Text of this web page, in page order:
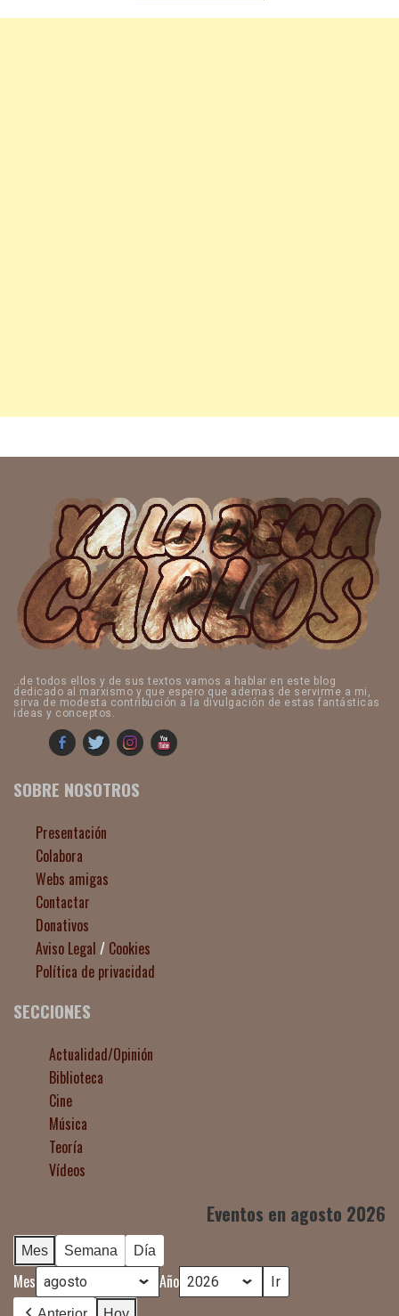
..de todos ellos y de sus textos vamos a hablar en este blog
dedicado al marxismo y que espero que ademas de servirme a mi,
sirva de modesta contribución a la divulgación de estas fantásticas
ideas y conceptos.
SOBRE NOSOTROS
Presentación
Colabora
Webs amigas
Contactar
Donativos
Aviso Legal / Cookies
Política de privacidad
SECCIONES
Actualidad/Opinión
Biblioteca
Cine
Música
Teoría
Vídeos
Eventos en agosto 2026
Mes Semana Día
Mes Año